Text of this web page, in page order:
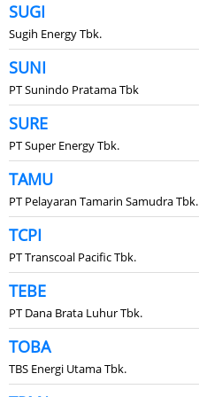
SUGI
Sugih Energy Tbk.
SUNI
PT Sunindo Pratama Tbk
SURE
PT Super Energy Tbk.
TAMU
PT Pelayaran Tamarin Samudra Tbk.
TCPI
PT Transcoal Pacific Tbk.
TEBE
PT Dana Brata Luhur Tbk.
TOBA
TBS Energi Utama Tbk.